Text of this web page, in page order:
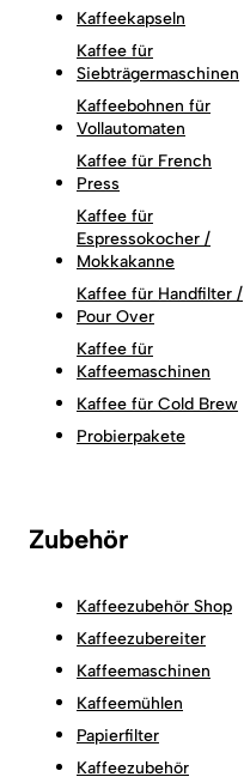
Kaffeekapseln
Kaffee für
Siebträgermaschinen
Kaffeebohnen für
Vollautomaten
Kaffee für French
Press
Kaffee für
Espressokocher /
Mokkakanne
Kaffee für Handfilter /
Pour Over
Kaffee für
Kaffeemaschinen
Kaffee für Cold Brew
Probierpakete
Zubehör
Kaffeezubehör Shop
Kaffeezubereiter
Kaffeemaschinen
Kaffeemühlen
Papierfilter
Kaffeezubehör